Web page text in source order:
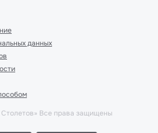
данных
Столетов» Все права защищены